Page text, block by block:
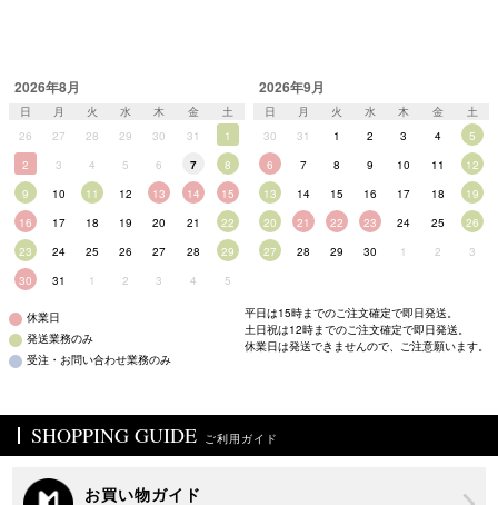
なシチュエーションに合わせられるフォーマルドレスをインターネット販
売専門店とすることでコストを削減し、上質なドレスをお求めやすいお値
段で提供させていただけるようになりました。
当店のパーティードレスをご提案させていただく事により、お客様に上品
で魅力あふれる素敵なワンピースやパンツドレスをご購入いただき、パー
ティーシーンにおいて控えめながらも華やかにご愛用いただきたいと思っ
ております。
パーティードレスを実際に購入するにあたり、結婚式や披露宴など様々な
お呼ばれパーティーのルールやマナーがありますが、身だしなみや条件な
どの要素を取り入れて、商品を選ぶことが購入する上で最もお悩みになる
ポイントかと思います。
お選びいただくポイントとしてまずは何と言っても個性や上品さを保ちつ
つ主張しすぎないドレスになります。
結婚式や謝恩会、入学式や卒業式などのフォーマルにも二次会やカジュア
ワンピースドレスと言ってもミディアム丈からロング丈だったり、タイト
ワンピースやフレアワンピースなどもありますし、パンツドレスと言って
もワイドパンツやテーパードパンツだったり、ノースリーブや七分袖など
んプラスされていきます。
2026年8月
日 月 火 水 木 金
土
26
27 28 29 30 31
1
2
3 4 5 6 7
8
9
10 11 12 13 14
15
16
17 18 19 20 21
22
23
24 25 26 27 28
29
30
31 1 2 3 4 5
2026年9月
日 月 火 水 木 金
土
30
31 1 2 3 4
5
6
7 8 9 10 11
12
13
14 15 16 17 18
19
20
21 22 23 24 25
26
27
28 29 30 1 2 3
休業日
発送業務のみ
受注・お問い合わせ業務のみ
平日は15時までのご注文確定で即日発送。
土日祝は12時までのご注文確定で即日発送。
休業日は発送できませんので、ご注意願います。
SHOPPING GUIDE ご利用ガイド